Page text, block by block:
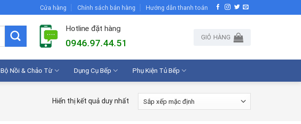
Cửa hàng Chính sách bán hàng Hướng dẫn thanh toán
Hotline đặt hàng
0946.97.44.51
GIỎ HÀNG
Bộ Nồi & Chảo Từ Dụng Cụ Bếp Phụ Kiện Tủ Bếp
Hiển thị kết quả duy nhất